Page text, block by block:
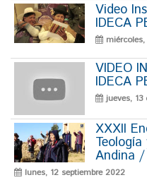
Video
IDECA
VIDEO
IDECA
jueves,
XXXII
Andina
lunes, 12 septiembre 2022